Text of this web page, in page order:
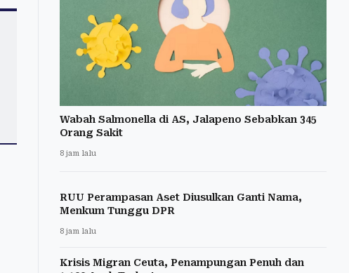
Wabah Salmonella di AS, Jalapeno Sebabkan 345
Orang Sakit
8 jam lalu
RUU Perampasan Aset Diusulkan Ganti Nama,
Menkum Tunggu DPR
8 jam lalu
Krisis Migran Ceuta, Penampungan Penuh dan